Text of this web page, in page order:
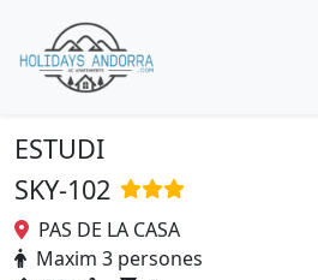
ESTUDI
SKY-102
PAS DE LA CASA
Maxim 3 persones